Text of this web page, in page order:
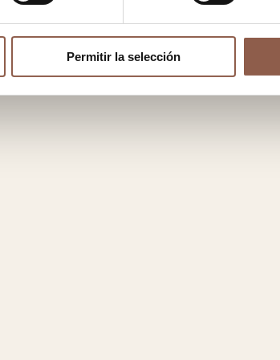
Permitir la selección